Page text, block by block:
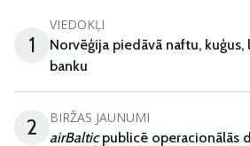
1
VIEDOKĻI
Norvēģija piedāvā naftu, kuģus,
banku
2 BIRŽAS JAUNUMI
airBalticpublicē operacionālās